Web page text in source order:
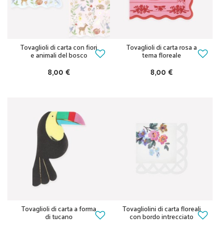
Tovaglioli di carta con fiori
e animali del bosco
8,00 €
Tovaglioli di carta rosa a
tema floreale
8,00 €
Tovaglioli di carta a forma
di tucano
Tovagliolini di carta floreali
con bordo intrecciato